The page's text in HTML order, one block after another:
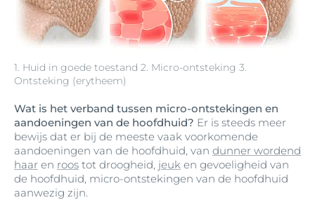
1. Huid in goede toestand 2. Micro-ontsteking 3.
Ontsteking (erytheem)
Wat is het verband tussen micro-ontstekingen en
aandoeningen van de hoofdhuid? Er is steeds meer
bewijs dat er bij de meeste vaak voorkomende
aandoeningen van de hoofdhuid, van dunner wordend
haar en roos tot droogheid, jeuk en gevoeligheid van
de hoofdhuid, micro-ontstekingen van de hoofdhuid
aanwezig zijn.